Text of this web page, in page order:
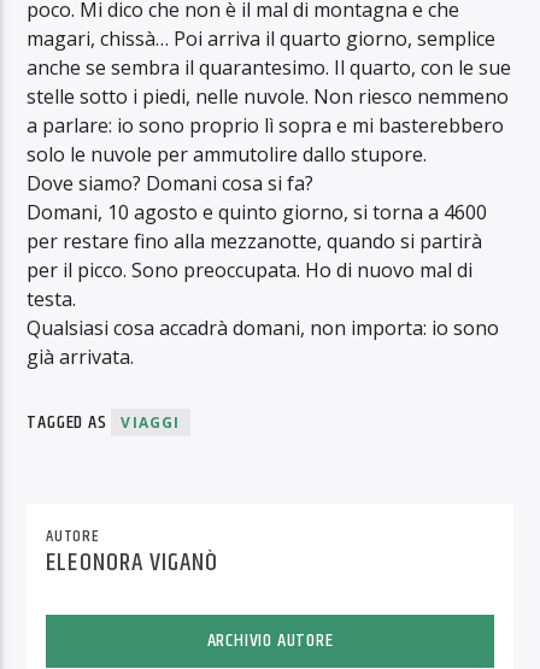
poco. Mi dico che non è il mal di montagna e che
magari, chissà… Poi arriva il quarto giorno, semplice
anche se sembra il quarantesimo. Il quarto, con le sue
stelle sotto i piedi, nelle nuvole. Non riesco nemmeno
a parlare: io sono proprio lì sopra e mi basterebbero
solo le nuvole per ammutolire dallo stupore.
Dove siamo? Domani cosa si fa?
Domani, 10 agosto e quinto giorno, si torna a 4600
per restare fino alla mezzanotte, quando si partirà
per il picco. Sono preoccupata. Ho di nuovo mal di
testa.
Qualsiasi cosa accadrà domani, non importa: io sono
già arrivata.
TAGGED AS VIAGGI
AUTORE
ELEONORA VIGANÒ
ARCHIVIO AUTORE